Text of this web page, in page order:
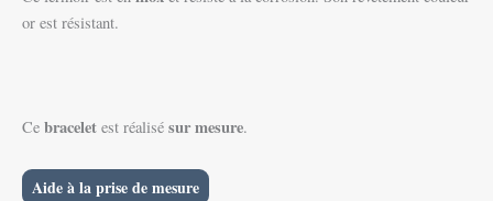
or est résistant.
Ce bracelet est réalisé sur mesure.
Aide à la prise de mesure